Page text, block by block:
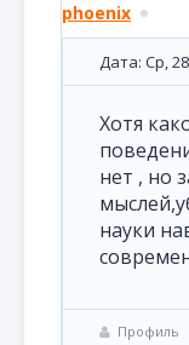
phoenix
Дата: Ср,
Хотя
нет , но
науки
Профиль